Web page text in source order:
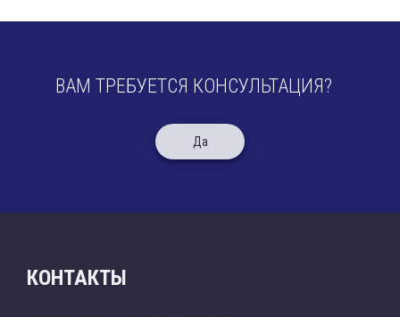
ВАМ ТРЕБУЕТСЯ КОНСУЛЬТАЦИЯ?
Да
КОНТАКТЫ